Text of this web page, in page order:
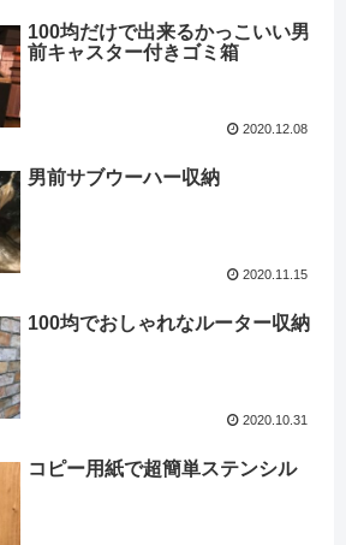
100均だけで出来るかっこいい男
前キャスター付きゴミ箱
2020.12.08
男前サブウーハー収納
2020.11.15
100均でおしゃれなルーター収納
2020.10.31
コピー用紙で超簡単ステンシル